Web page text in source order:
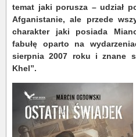
temat jaki porusza – udział
Afganistanie, ale przede
charakter jaki posiada
fabułę oparto na
sierpnia 2007 roku i znane
Khel”.